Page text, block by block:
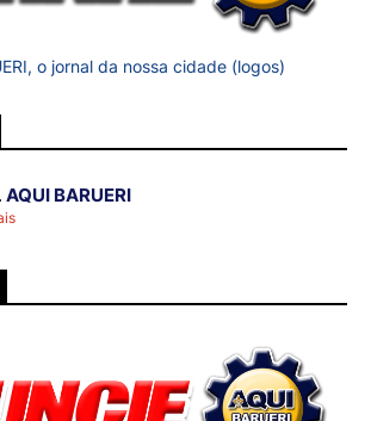
o jornal da nossa cidade (logos)
AQUI BARUERI